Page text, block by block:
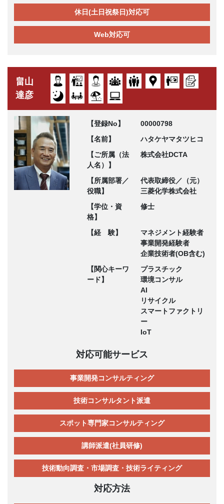
休日(土日祝祭日)対応可
Web対応可
畠山
達彦
【登録No】
00000798
【名前】
ハタケヤマタツヒコ
【ご所属（法
人名）】
株式会社DCTA
【所属部署／
役職】
代表取締役／（元）
三菱化学株式会社
【学位・資
格】
修士
【経 験】
マネジメント経験者
事業開発経験者
企業技術者(OB含む)
【関心キーワ
ード】
プラスチック
環境コンサル
AI
リサイクル
スマートファクトリ
ー
IoT
対応可能サービス
事業開発コンサルティング
技術コンサルタント派遣
スポット専門家コンサルティング
講師派遣(社員研修)
技術動向調査・市場調査・技術ライティング
対応方法